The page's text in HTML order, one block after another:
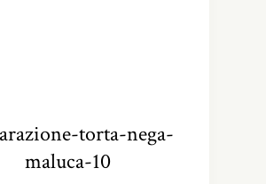
torta-nega-
maluca-10